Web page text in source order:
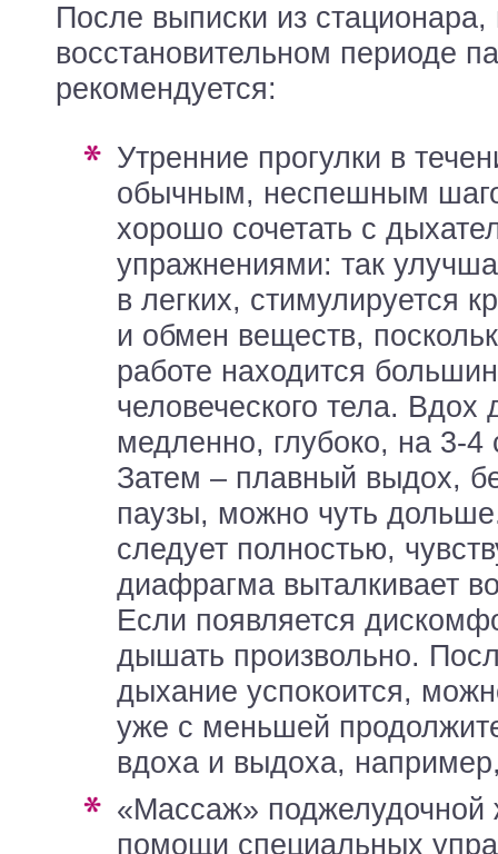
После выписки из стационара,
восстановительном периоде
рекомендуется:
Утренние прогулки в течение 15-30 минут
обычным, неспешным
хорошо сочетать с
упражнениями: так
в легких, стимулируется
и обмен веществ,
работе находится
человеческого тела. Вдох
медленно, глубоко, на 3-4
Затем – плавный выдох,
паузы, можно чуть
следует полностью,
диафрагма выталкивает
Если появляется
дышать произвольно.
дыхание успокоится,
уже с меньшей
вдоха и выдоха,
«Массаж» поджелудочной железы при
помощи специальных